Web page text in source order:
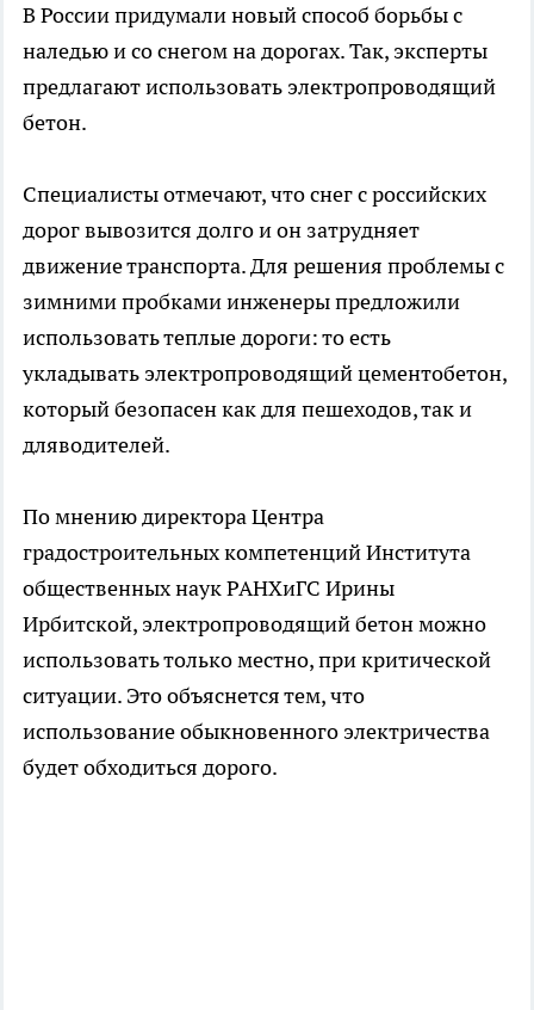
В России придумали новый способ борьбы с
наледью и со снегом на дорогах. Так, эксперты
предлагают использовать электропроводящий
бетон.
Специалисты отмечают, что снег с российских
дорог вывозится долго и он затрудняет
движение транспорта. Для решения проблемы с
зимними пробками инженеры предложили
использовать теплые дороги: то есть
укладывать электропроводящий цементобетон,
который безопасен как для пешеходов, так и
дляводителей.
По мнению директора Центра
градостроительных компетенций Института
общественных наук РАНХиГС Ирины
Ирбитской, электропроводящий бетон можно
использовать только местно, при критической
ситуации. Это объяснется тем, что
использование обыкновенного электричества
будет обходиться дорого.